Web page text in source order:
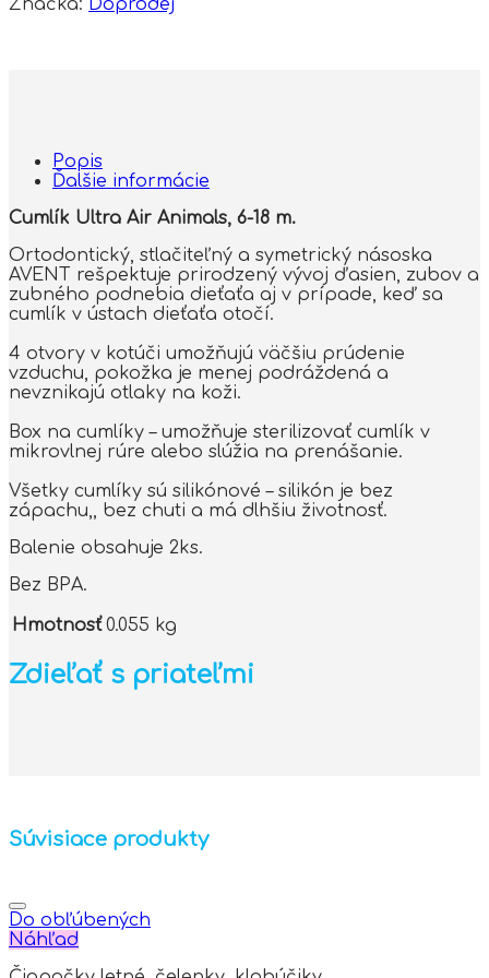
Značka: Doprodej
Popis
Ďalšie informácie
Cumlík Ultra Air Animals, 6-18 m.
Ortodontický, stlačiteľný a symetrický násoska
AVENT rešpektuje prirodzený vývoj ďasien, zubov a
zubného podnebia dieťaťa aj v prípade, keď sa
cumlík v ústach dieťaťa otočí.
4 otvory v kotúči umožňujú väčšiu prúdenie
vzduchu, pokožka je menej podráždená a
nevznikajú otlaky na koži.
Box na cumlíky – umožňuje sterilizovať cumlík v
mikrovlnej rúre alebo slúžia na prenášanie.
Všetky cumlíky sú silikónové – silikón je bez
zápachu,, bez chuti a má dlhšiu životnosť.
Balenie obsahuje 2ks.
Bez BPA.
Hmotnosť 0.055 kg
Zdieľať s priateľmi
Súvisiace produkty
Do obľúbených
Náhľad